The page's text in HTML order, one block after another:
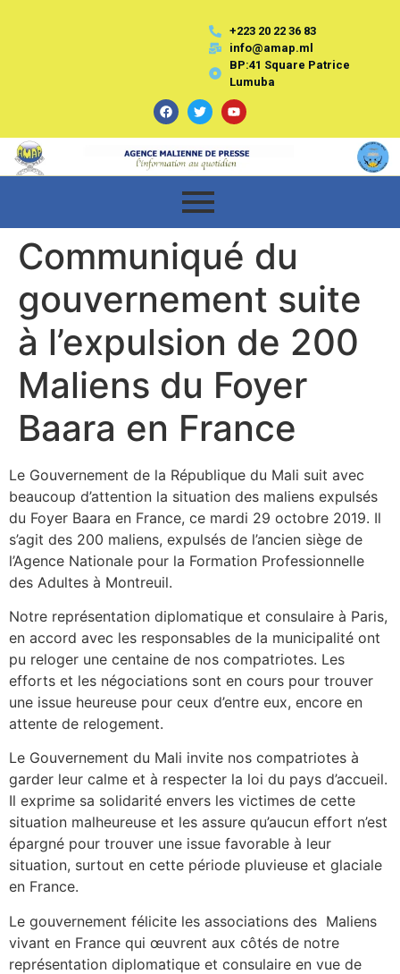
+223 20 22 36 83
info@amap.ml
BP:41 Square Patrice
Lumuba
Communiqué du
gouvernement suite
à l’expulsion de 200
Maliens du Foyer
Baara en France
Le Gouvernement de la République du Mali suit avec
beaucoup d’attention la situation des maliens expulsés
du Foyer Baara en France, ce mardi 29 octobre 2019. Il
s’agit des 200 maliens, expulsés de l’ancien siège de
l’Agence Nationale pour la Formation Professionnelle
des Adultes à Montreuil.
Notre représentation diplomatique et consulaire à Paris,
en accord avec les responsables de la municipalité ont
pu reloger une centaine de nos compatriotes. Les
efforts et les négociations sont en cours pour trouver
une issue heureuse pour ceux d’entre eux, encore en
attente de relogement.
Le Gouvernement du Mali invite nos compatriotes à
garder leur calme et à respecter la loi du pays d’accueil.
Il exprime sa solidarité envers les victimes de cette
situation malheureuse et les assure qu’aucun effort n’est
épargné pour trouver une issue favorable à leur
situation, surtout en cette période pluvieuse et glaciale
en France.
Le gouvernement félicite les associations des Maliens
vivant en France qui œuvrent aux côtés de notre
représentation diplomatique et consulaire en vue de